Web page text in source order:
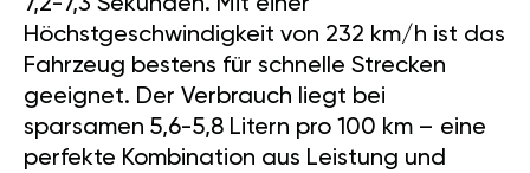
7,2-7,3 Sekunden. Mit einer
Höchstgeschwindigkeit von 232 km/h ist das
Fahrzeug bestens für schnelle Strecken
geeignet. Der Verbrauch liegt bei
sparsamen 5,6-5,8 Litern pro 100 km – eine
perfekte Kombination aus Leistung und